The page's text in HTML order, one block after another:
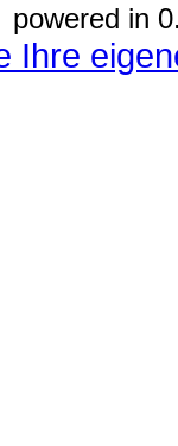
powered in
Ihre